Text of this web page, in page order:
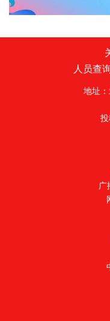
人员查
地址
投
广